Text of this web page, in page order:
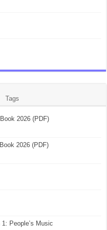
Tags
Book 2026 (PDF)
Book 2026 (PDF)
People’s Music